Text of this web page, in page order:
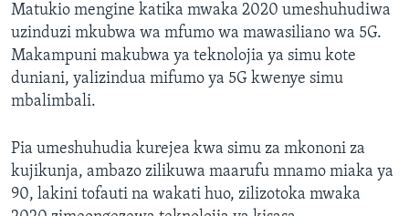
Matukio mengine katika mwaka 2020 umeshuhudiwa
uzinduzi mkubwa wa mfumo wa mawasiliano wa 5G.
Makampuni makubwa ya teknolojia ya simu kote
duniani, yalizindua mifumo ya 5G kwenye simu
mbalimbali.
Pia umeshuhudia kurejea kwa simu za mkononi za
kujikunja, ambazo zilikuwa maarufu mnamo miaka ya
90, lakini tofauti na wakati huo, zilizotoka mwaka